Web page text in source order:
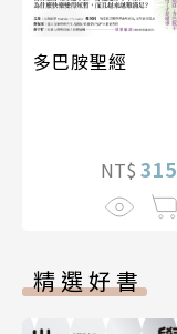
多巴胺聖經
NT$ 315
精選好書